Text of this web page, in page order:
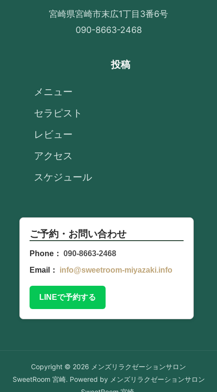
宮崎県宮崎市末広1丁目3番6号
090-8663-2468
投稿
メニュー
セラピスト
レビュー
アクセス
スケジュール
ご予約・お問い合わせ
Phone： 090-8663-2468
Email：
info@sweetroom-miyazaki.info
LINEで予約する
Copyright © 2026 メンズリラクゼーションサロン
SweetRoom 宮崎. Powered by メンズリラクゼーションサロン